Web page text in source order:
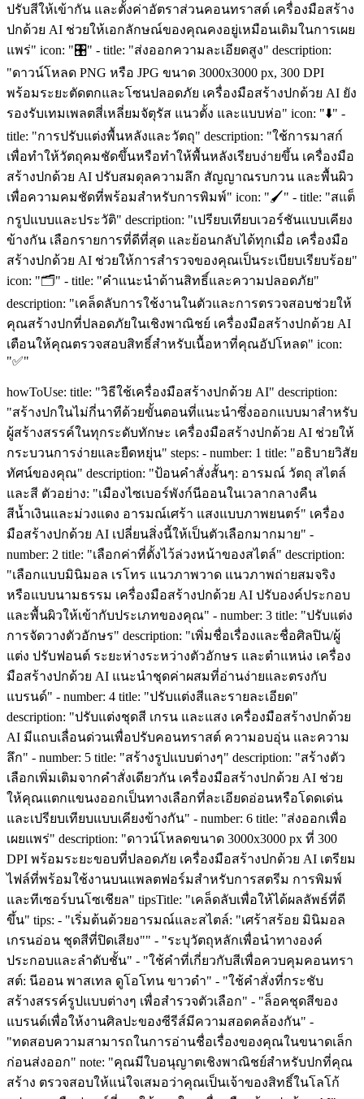
ปรับสีให้เข้ากัน และตั้งค่าอัตราส่วนคอนทราสต์ เครื่องมือสร้าง
ปกด้วย AI ช่วยให้เอกลักษณ์ของคุณคงอยู่เหมือนเดิมในการเผย
แพร่" icon: "🎛️" - title: "ส่งออกความละเอียดสูง" description:
"ดาวน์โหลด PNG หรือ JPG ขนาด 3000x3000 px, 300 DPI
พร้อมระยะตัดตกและโซนปลอดภัย เครื่องมือสร้างปกด้วย AI ยัง
รองรับเทมเพลตสี่เหลี่ยมจัตุรัส แนวตั้ง และแบบห่อ" icon: "⬇️" -
title: "การปรับแต่งพื้นหลังและวัตถุ" description: "ใช้การมาสก์
เพื่อทำให้วัตถุคมชัดขึ้นหรือทำให้พื้นหลังเรียบง่ายขึ้น เครื่องมือ
สร้างปกด้วย AI ปรับสมดุลความลึก สัญญาณรบกวน และพื้นผิว
เพื่อความคมชัดที่พร้อมสำหรับการพิมพ์" icon: "🖌️" - title: "สแต็
กรูปแบบและประวัติ" description: "เปรียบเทียบเวอร์ชันแบบเคียง
ข้างกัน เลือกรายการที่ดีที่สุด และย้อนกลับได้ทุกเมื่อ เครื่องมือ
สร้างปกด้วย AI ช่วยให้การสำรวจของคุณเป็นระเบียบเรียบร้อย"
icon: "🗂️" - title: "คำแนะนำด้านสิทธิ์และความปลอดภัย"
description: "เคล็ดลับการใช้งานในตัวและการตรวจสอบช่วยให้
คุณสร้างปกที่ปลอดภัยในเชิงพาณิชย์ เครื่องมือสร้างปกด้วย AI
เตือนให้คุณตรวจสอบสิทธิ์สำหรับเนื้อหาที่คุณอัปโหลด" icon:
"✅"
howToUse: title: "วิธีใช้เครื่องมือสร้างปกด้วย AI" description:
"สร้างปกในไม่กี่นาทีด้วยขั้นตอนที่แนะนำซึ่งออกแบบมาสำหรับ
ผู้สร้างสรรค์ในทุกระดับทักษะ เครื่องมือสร้างปกด้วย AI ช่วยให้
กระบวนการง่ายและยืดหยุ่น" steps: - number: 1 title: "อธิบายวิสัย
ทัศน์ของคุณ" description: "ป้อนคำสั่งสั้นๆ: อารมณ์ วัตถุ สไตล์
และสี ตัวอย่าง: "เมืองไซเบอร์พังก์นีออนในเวลากลางคืน
สีน้ำเงินและม่วงแดง อารมณ์เศร้า แสงแบบภาพยนตร์" เครื่อง
มือสร้างปกด้วย AI เปลี่ยนสิ่งนี้ให้เป็นตัวเลือกมากมาย" -
number: 2 title: "เลือกค่าที่ตั้งไว้ล่วงหน้าของสไตล์" description:
"เลือกแบบมินิมอล เรโทร แนวภาพวาด แนวภาพถ่ายสมจริง
หรือแบบนามธรรม เครื่องมือสร้างปกด้วย AI ปรับองค์ประกอบ
และพื้นผิวให้เข้ากับประเภทของคุณ" - number: 3 title: "ปรับแต่ง
การจัดวางตัวอักษร" description: "เพิ่มชื่อเรื่องและชื่อศิลปิน/ผู้
แต่ง ปรับฟอนต์ ระยะห่างระหว่างตัวอักษร และตำแหน่ง เครื่อง
มือสร้างปกด้วย AI แนะนำชุดค่าผสมที่อ่านง่ายและตรงกับ
แบรนด์" - number: 4 title: "ปรับแต่งสีและรายละเอียด"
description: "ปรับแต่งชุดสี เกรน และแสง เครื่องมือสร้างปกด้วย
AI มีแถบเลื่อนด่วนเพื่อปรับคอนทราสต์ ความอบอุ่น และความ
ลึก" - number: 5 title: "สร้างรูปแบบต่างๆ" description: "สร้างตัว
เลือกเพิ่มเติมจากคำสั่งเดียวกัน เครื่องมือสร้างปกด้วย AI ช่วย
ให้คุณแตกแขนงออกเป็นทางเลือกที่ละเอียดอ่อนหรือโดดเด่น
และเปรียบเทียบแบบเคียงข้างกัน" - number: 6 title: "ส่งออกเพื่อ
เผยแพร่" description: "ดาวน์โหลดขนาด 3000x3000 px ที่ 300
DPI พร้อมระยะขอบที่ปลอดภัย เครื่องมือสร้างปกด้วย AI เตรียม
ไฟล์ที่พร้อมใช้งานบนแพลตฟอร์มสำหรับการสตรีม การพิมพ์
และทีเซอร์บนโซเชียล" tipsTitle: "เคล็ดลับเพื่อให้ได้ผลลัพธ์ที่ดี
ขึ้น" tips: - "เริ่มต้นด้วยอารมณ์และสไตล์: "เศร้าสร้อย มินิมอล
เกรนอ่อน ชุดสีที่ปิดเสียง"" - "ระบุวัตถุหลักเพื่อนำทางองค์
ประกอบและลำดับชั้น" - "ใช้คำที่เกี่ยวกับสีเพื่อควบคุมคอนทรา
สต์: นีออน พาสเทล ดูโอโทน ขาวดำ" - "ใช้คำสั่งที่กระชับ
สร้างสรรค์รูปแบบต่างๆ เพื่อสำรวจตัวเลือก" - "ล็อคชุดสีของ
แบรนด์เพื่อให้งานศิลปะของซีรีส์มีความสอดคล้องกัน" -
"ทดสอบความสามารถในการอ่านชื่อเรื่องของคุณในขนาดเล็ก
ก่อนส่งออก" note: "คุณมีใบอนุญาตเชิงพาณิชย์สำหรับปกที่คุณ
สร้าง ตรวจสอบให้แน่ใจเสมอว่าคุณเป็นเจ้าของสิทธิ์ในโลโก้